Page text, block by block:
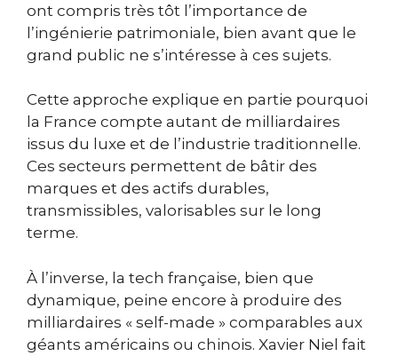
ont compris très tôt l’importance de
l’ingénierie patrimoniale, bien avant que le
grand public ne s’intéresse à ces sujets.
Cette approche explique en partie pourquoi
la France compte autant de milliardaires
issus du luxe et de l’industrie traditionnelle.
Ces secteurs permettent de bâtir des
marques et des actifs durables,
transmissibles, valorisables sur le long
terme.
À l’inverse, la tech française, bien que
dynamique, peine encore à produire des
milliardaires « self-made » comparables aux
géants américains ou chinois. Xavier Niel fait